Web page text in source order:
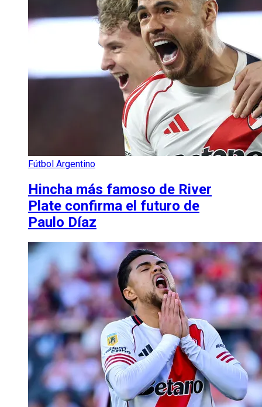
Fútbol Argentino
Hincha más famoso de River
Plate confirma el futuro de
Paulo Díaz